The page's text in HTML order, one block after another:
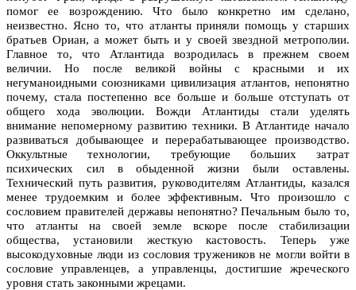
помог ее возрождению. Что было конкретно им сделано,
неизвестно. Ясно то, что атланты приняли помощь у старших
братьев Ориан, а может быть и у своей звездной метрополии.
Главное то, что Атлантида возродилась в прежнем своем
величии. Но после великой войны с красными и их
негуманоидными союзниками цивилизация атлантов, непонятно
почему, стала постепенно все больше и больше отступать от
общего хода эволюции. Вожди Атлантиды стали уделять
внимание непомерному развитию техники. В Атлантиде начало
развиваться добывающее и перерабатывающее производство.
Оккультные технологии, требующие больших затрат
психических сил в обыденной жизни были оставлены.
Технический путь развития, руководителям Атлантиды, казался
менее трудоемким и более эффективным. Что произошло с
сословием правителей державы непонятно? Печальным было то,
что атланты на своей земле вскоре после стабилизации
общества, установили жесткую кастовость. Теперь уже
высокодуховные люди из сословия тружеников не могли войти в
сословие управленцев, а управленцы, достигшие жреческого
уровня стать законными жрецами.